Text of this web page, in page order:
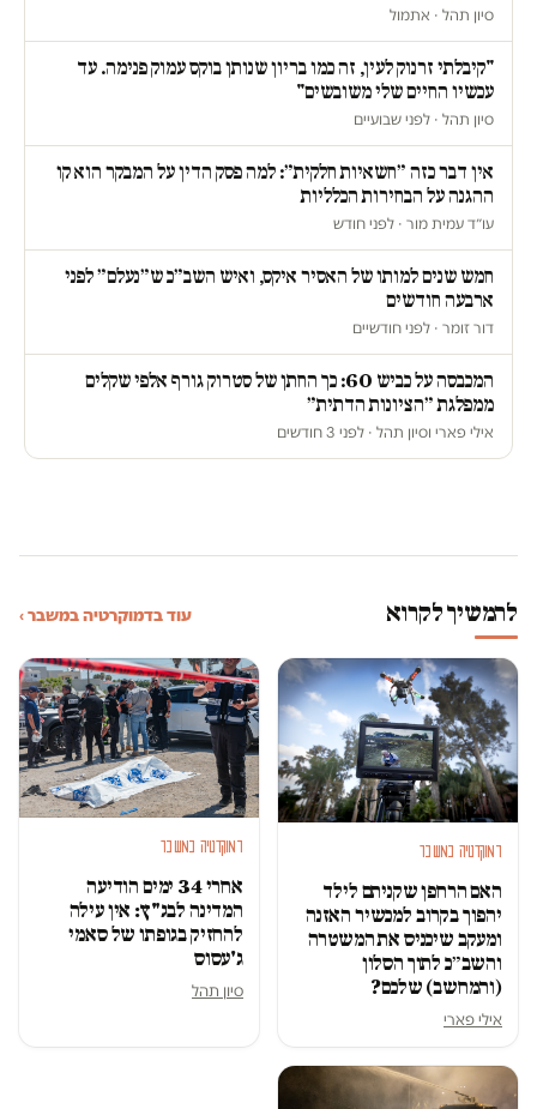
סיון תהל · אתמול
"קיבלתי זרנוק לעין, זה כמו בריון שנותן בוקס עמוק פנימה. עד
עכשיו החיים שלי משובשים"
סיון תהל · לפני שבועיים
אין דבר כזה ״חשאיות חלקית״: למה פסק הדין על המבקר הוא קו
ההגנה על הבחירות הכלליות
עו״ד עמית מור · לפני חודש
חמש שנים למותו של האסיר איקס, ואיש השב״כ ש״נעלם״ לפני
ארבעה חודשים
דור זומר · לפני חודשיים
המכבסה על כביש 60: כך החתן של סטרוק גורף אלפי שקלים
ממפלגת ״הציונות הדתית״
אילי פארי וסיון תהל · לפני 3 חודשים
להמשיך לקרוא עוד בדמוקרטיה במשבר ›
דמוקרטיה במשבר
האם הרחפן שקניתם לילד
יהפוך בקרוב למכשיר האזנה
ומעקב שיכניס את המשטרה
והשב״כ לתוך הסלון
(והמחשב) שלכם?
אילי פארי
דמוקרטיה במשבר
אחרי 34 ימים הודיעה
המדינה לבג"ץ: אין עילה
להחזיק בגופתו של סאמי
ג'עסוס
סיון תהל